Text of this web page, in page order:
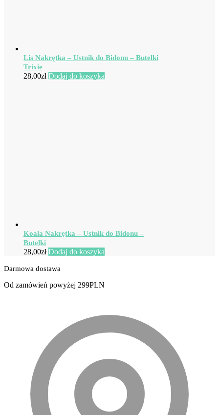
Lis Nakrętka – Ustnik do Bidonu – Butelki
Trixie
28,00zł Dodaj do koszyka
Koala Nakrętka – Ustnik do Bidonu –
Butelki
28,00zł Dodaj do koszyka
Darmowa dostawa
Od zamówień powyżej 299PLN